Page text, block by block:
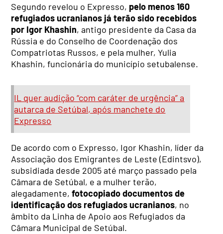
Segundo revelou o Expresso, pelo menos 160
refugiados ucranianos já terão sido recebidos
por Igor Khashin, antigo presidente da Casa da
Rússia e do Conselho de Coordenação dos
Compatriotas Russos, e pela mulher, Yulia
Khashin, funcionária do município setubalense.
IL quer audição “com caráter de urgência” a
autarca de Setúbal, após manchete do
Expresso
De acordo com o Expresso, Igor Khashin, líder da
Associação dos Emigrantes de Leste (Edintsvo),
subsidiada desde 2005 até março passado pela
Câmara de Setúbal, e a mulher terão,
alegadamente,fotocopiado documentos de
identificação dos refugiados ucranianos, no
âmbito da Linha de Apoio aos Refugiados da
Câmara Municipal de Setúbal.